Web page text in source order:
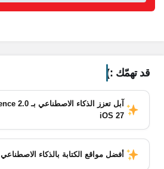
قد تهمّك :)
iOS 27
أفضل مواقع الكتابة بالذكاء الاصطناعي
محتويات المقال